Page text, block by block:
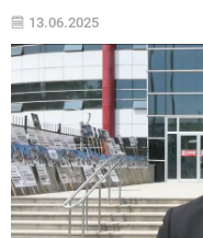
13.06.2025